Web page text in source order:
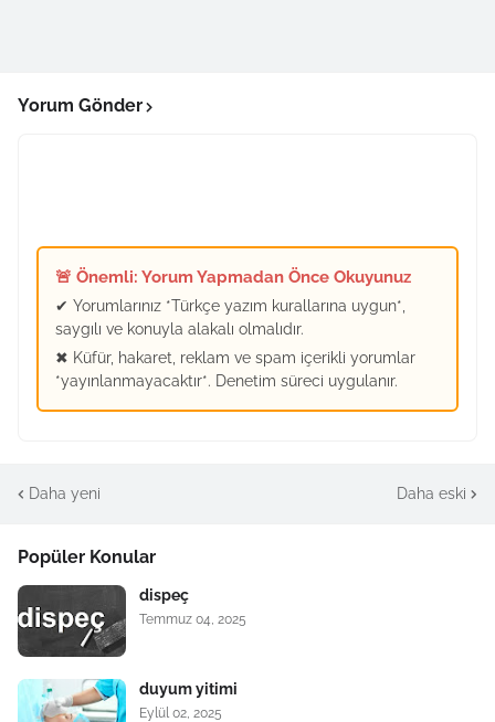
Yorum Gönder
🚨 Önemli: Yorum Yapmadan Önce Okuyunuz
✔ Yorumlarınız *Türkçe yazım kurallarına uygun*,
saygılı ve konuyla alakalı olmalıdır.
✖ Küfür, hakaret, reklam ve spam içerikli yorumlar
*yayınlanmayacaktır*. Denetim süreci uygulanır.
Daha yeni Daha eski
Popüler Konular
dispeç
Temmuz 04, 2025
duyum yitimi
Eylül 02, 2025